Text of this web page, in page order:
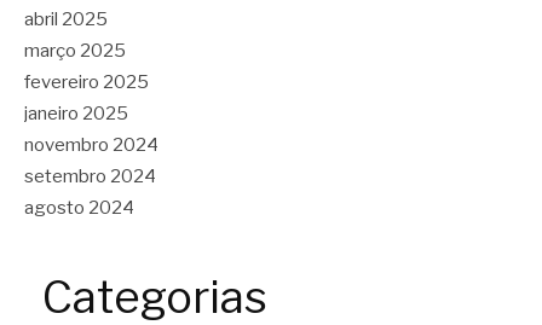
abril 2025
março 2025
fevereiro 2025
janeiro 2025
novembro 2024
setembro 2024
agosto 2024
Categorias